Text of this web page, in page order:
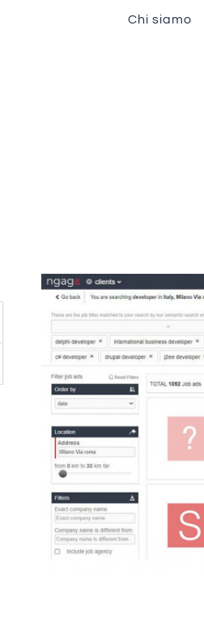
Chi siamo